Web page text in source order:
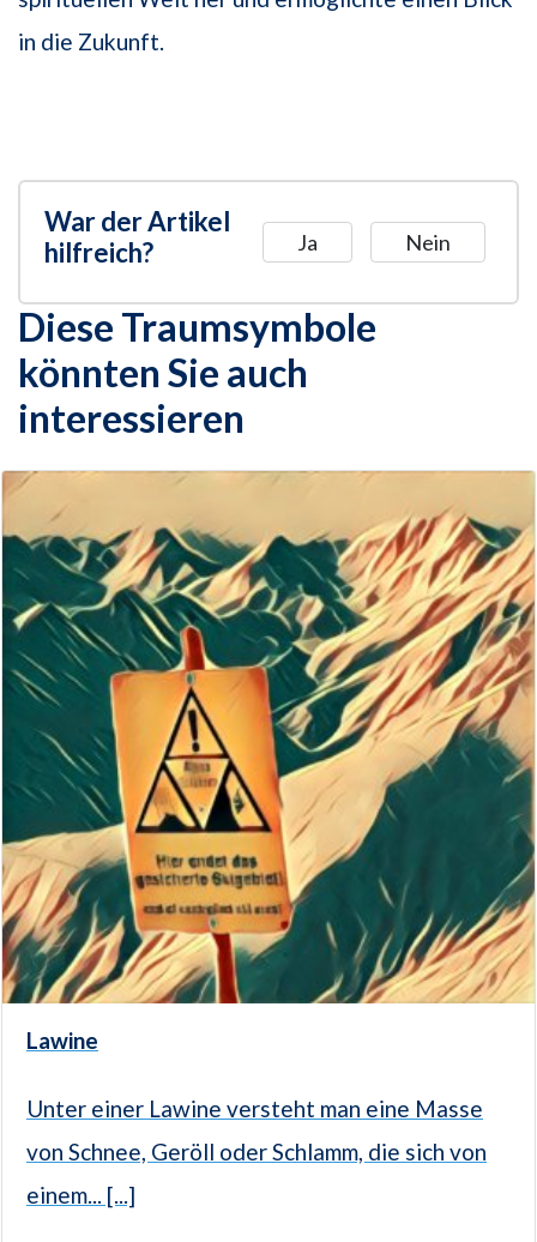
in die Zukunft.
War der Artikel
hilfreich?
Ja Nein
Diese Traumsymbole
könnten Sie auch
interessieren
Lawine
Unter einer Lawine versteht man eine Masse
von Schnee, Geröll oder Schlamm, die sich von
einem... [...]